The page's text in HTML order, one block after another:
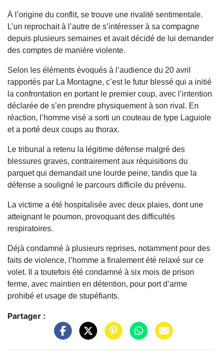
À l’origine du conflit, se trouve une rivalité sentimentale.
L’un reprochait à l’autre de s’intéresser à sa compagne
depuis plusieurs semaines et avait décidé de lui demander
des comptes de manière violente.
Selon les éléments évoqués à l’audience du 20 avril
rapportés par La Montagne, c’est le futur blessé qui a initié
la confrontation en portant le premier coup, avec l’intention
déclarée de s’en prendre physiquement à son rival. En
réaction, l’homme visé a sorti un couteau de type Laguiole
et a porté deux coups au thorax.
Le tribunal a retenu la légitime défense malgré des
blessures graves, contrairement aux réquisitions du
parquet qui demandait une lourde peine, tandis que la
défense a souligné le parcours difficile du prévenu.
La victime a été hospitalisée avec deux plaies, dont une
atteignant le poumon, provoquant des difficultés
respiratoires.
Déjà condamné à plusieurs reprises, notamment pour des
faits de violence, l’homme a finalement été relaxé sur ce
volet. Il a toutefois été condamné à six mois de prison
ferme, avec maintien en détention, pour port d’arme
prohibé et usage de stupéfiants.
Partager :